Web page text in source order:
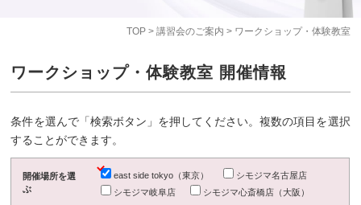
TOP> 講習会のご案内 > ワークショップ・体験教室
ワークショップ・体験教室 開催情報
条件を選んで「検索ボタン」を押してください。複数の項目を選択
することができます。
開催場所を選
ぶ
east side tokyo（東京）
シモジマ名古屋店
シモジマ岐阜店
シモジマ心斎橋店（大阪）